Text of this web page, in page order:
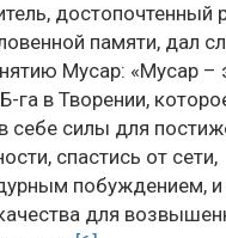
памяти, дал
Мусар: «Мусар –
в Творении,
себе силы для
спастись от сети,
побуждением, и
для